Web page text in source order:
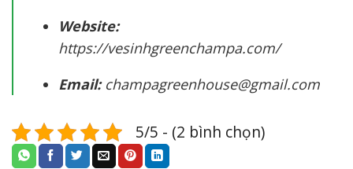
Website:
https://vesinhgreenchampa.com/
Email:champagreenhouse@gmail.com
5/5 - (2 bình chọn)